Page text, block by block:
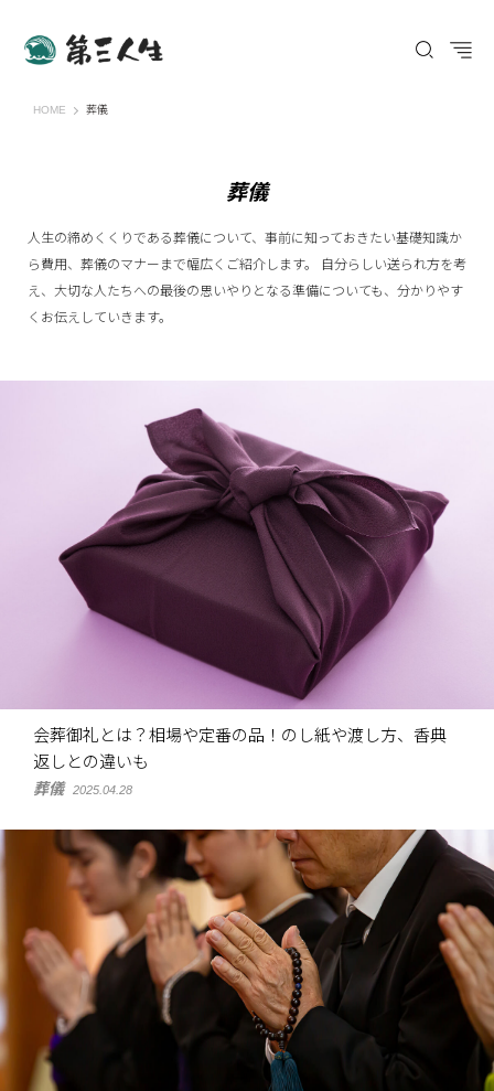
HOME 第三人生 〜寄り道の歩き方〜
葬儀
葬儀
人生の締めくくりである葬儀について、事前に知っておきたい基礎知識か
ら費用、葬儀のマナーまで幅広くご紹介します。 自分らしい送られ方を考
え、大切な人たちへの最後の思いやりとなる準備についても、分かりやす
くお伝えしていきます。
会葬御礼とは？相場や定番の品！のし紙や渡し方、香典
返しとの違いも
葬儀 2025.04.28